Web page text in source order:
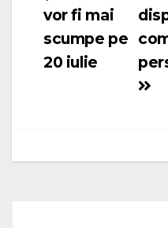
vor fi mai
scumpe pe
20 iulie